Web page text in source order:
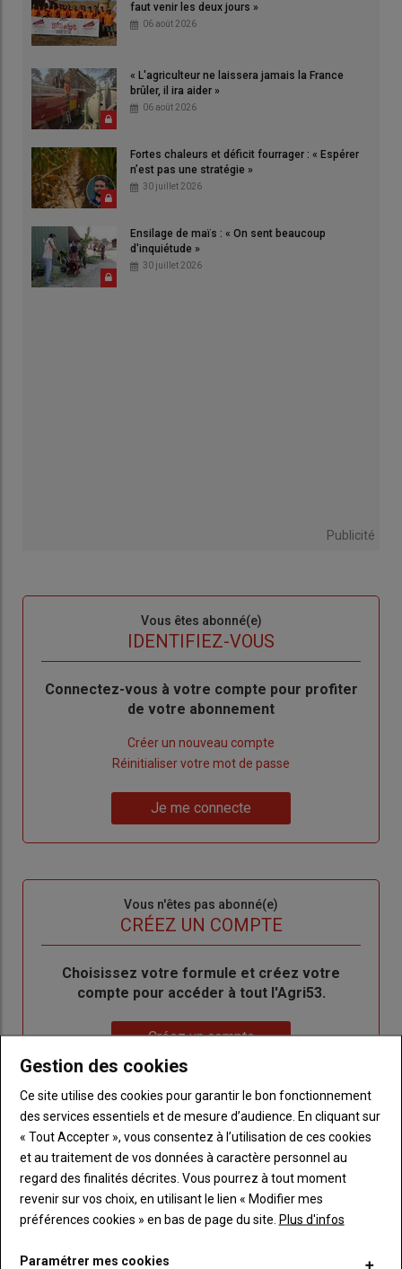
faut venir les deux jours »
06 août 2026
« L'agriculteur ne laissera jamais la France
brûler, il ira aider »
06 août 2026
Fortes chaleurs et déficit fourrager : « Espérer
n’est pas une stratégie »
30 juillet 2026
Ensilage de maïs : « On sent beaucoup
d'inquiétude »
30 juillet 2026
Publicité
Vous êtes abonné(e)
IDENTIFIEZ-VOUS
Body
Connectez-vous à votre compte pour profiter
de votre abonnement
Créer un nouveau compte
de
Réinitialiser votre mot de passe
me
Je me connecte
Vous n'êtes pas abonné(e)
CRÉEZ UN COMPTE
BodyChoisissez votre formule et créez votre
compte pour accéder à tout l'Agri53.
Lien Créez un compte
LES PLUS LUS
Gestion des cookies
Ce site utilise des cookies pour garantir le bon fonctionnement
des services essentiels et de mesure d’audience. En cliquant sur
« Tout Accepter », vous consentez à l’utilisation de ces cookies
et au traitement de vos données à caractère personnel au
regard des finalités décrites. Vous pourrez à tout moment
revenir sur vos choix, en utilisant le lien « Modifier mes
préférences cookies » en bas de page du site. Plus d'infos
Paramétrer mes cookies